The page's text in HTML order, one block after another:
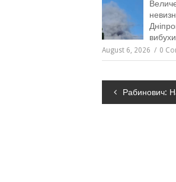
вибухи
August 6, 2026 0